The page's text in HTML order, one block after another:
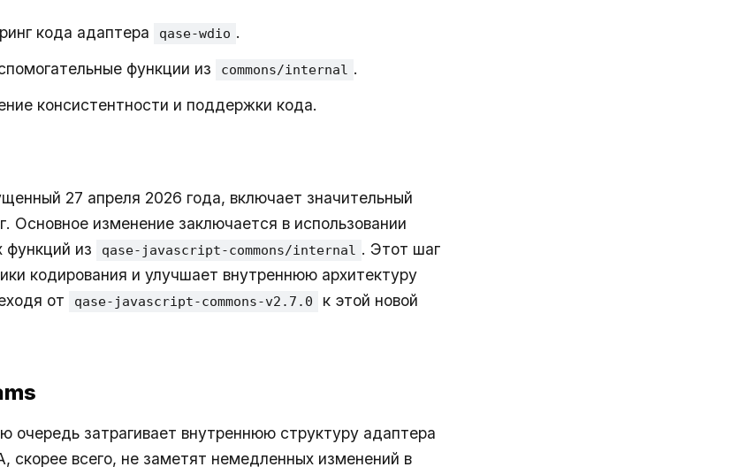
кода адаптера qase-wdio .
функции из
commons/internal .
консистентности и поддержки кода.
27 апреля 2026 года, включает значительный
Основное изменение заключается в использовании
функций из
qase-javascript-commons/internal . Этот шаг
кодирования и улучшает внутреннюю архитектуру
от qase-javascript-commons-v2.7.0
к этой новой
очередь затрагивает внутреннюю структуру адаптера
скорее всего, не заметят немедленных изменений в